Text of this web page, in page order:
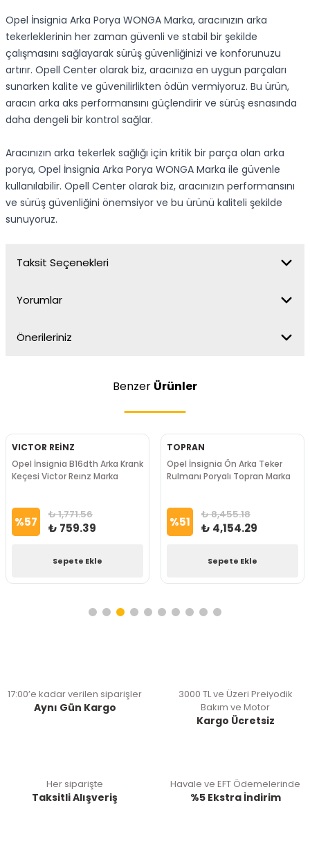
Opel İnsignia Arka Porya WONGA Marka, aracınızın arka
tekerleklerinin her zaman güvenli ve stabil bir şekilde
çalışmasını sağlayarak sürüş güvenliğinizi ve konforunuzu
artırır. Opell Center olarak biz, aracınıza en uygun parçaları
sunarken kalite ve güvenilirlikten ödün vermiyoruz. Bu ürün,
aracın arka aks performansını güçlendirir ve sürüş esnasında
daha dengeli bir kontrol sağlar.
Aracınızın arka tekerlek sağlığı için kritik bir parça olan arka
porya, Opel İnsignia Arka Porya WONGA Marka ile güvenle
kullanılabilir. Opell Center olarak biz, aracınızın performansını
ve sürüş güvenliğini önemsiyor ve bu ürünü kaliteli şekilde
sunuyoruz.
Taksit Seçenekleri
Yorumlar
Önerileriniz
Benzer Ürünler
VICTOR REİNZ
Opel İnsignia B16dth Arka Krank
Keçesi Victor Reınz Marka
%57 ₺ 1,771.56
₺ 759.39
Sepete Ekle
TOPRAN
Opel İnsignia Ön Arka Teker
Rulmanı Poryalı Topran Marka
%51 ₺ 8,455.18
₺ 4,154.29
Sepete Ekle
17:00’e kadar verilen siparişler
Aynı Gün Kargo
3000 TL ve Üzeri Preiyodik
Bakım ve Motor
Kargo Ücretsiz
Her siparişte
Taksitli Alışveriş
Havale ve EFT Ödemelerinde
%5 Ekstra İndirim